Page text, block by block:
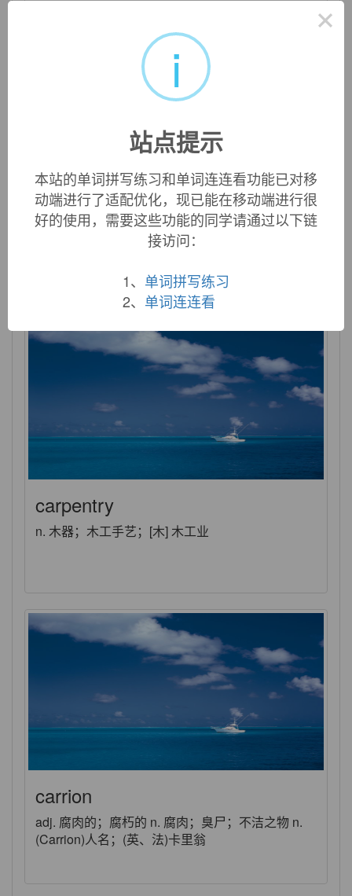
carpenter
n. 木匠，木工 vi. 当木匠，做木匠工作 vt. 制作 n.
carpentry
n. 木器；木工手艺；[木] 木工业
carrion
adj. 腐肉的；腐朽的 n. 腐肉；臭尸；不洁之物 n.
(Carrion)人名；(英、法)卡里翁
×
i
站点提示
本站的单词拼写练习和单词连连看功能已对移
动端进行了适配优化，现已能在移动端进行很
好的使用，需要这些功能的同学请通过以下链
接访问：
1、 单词拼写练习
2、 单词连连看